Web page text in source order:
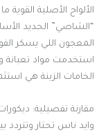
الألواح الأصلية
“الشاصي” الحديد
المعجون اللي يسكر
استخدمت مواد
الخامات الزينة هي
مقارنة تفصيلية:
وايد ناس تحتار